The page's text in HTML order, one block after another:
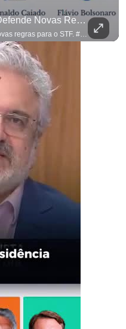
Romeu Zema Critica Lula E Defende Novas Regras Para O STF. #OAntagonista
Romeu Zema critica Lula e defende novas regras para o STF. #OAntagonista Se você busca informação com credibilidade, inscreva-se agora e ative o